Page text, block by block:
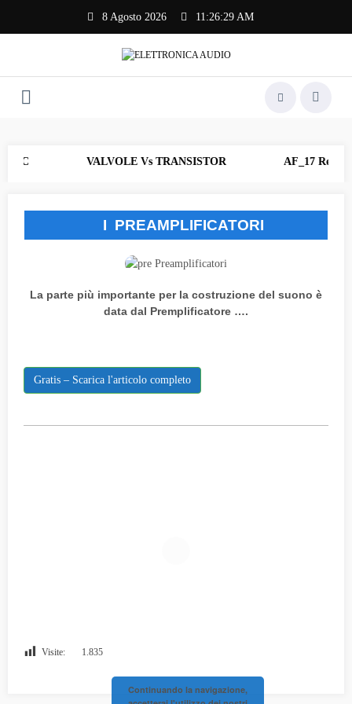
contenuto
8 Agosto 2026 11:26:29 AM
VALVOLE Vs TRANSISTOR AF_17
I PREAMPLIFICATORI
La parte più importante per la costruzione del suono è
data dal Premplificatore ….
Gratis – Scarica l'articolo completo
Visite: 1.835
Continuando la navigazione,